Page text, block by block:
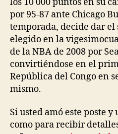
por 95-87 ante Chicago
temporada, decide dar el
elegido en la
de la NBA de 2008 por
convirtiéndose en el
República del Congo en
mismo.
Si usted amó este poste
como para recibir